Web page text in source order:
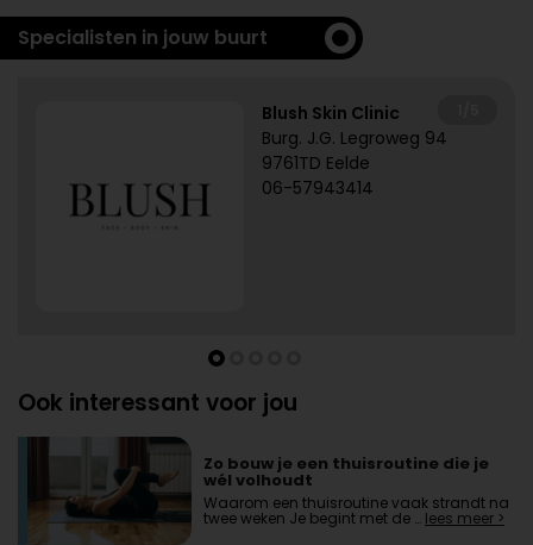
Specialisten in jouw buurt
Blush Skin Clinic
Burg. J.G. Legroweg 94
9761TD Eelde
06-57943414
Ook interessant voor jou
Zo bouw je een thuisroutine die je
wél volhoudt
Waarom een thuisroutine vaak strandt na
twee weken Je begint met de … lees meer >